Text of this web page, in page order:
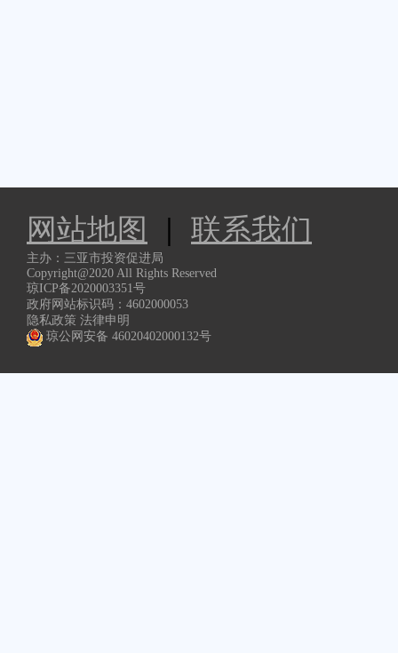
网站地图 | 联系我们
主办：三亚市投资促进局
Copyright@2020 All Rights Reserved
琼ICP备2020003351号
政府网站标识码：4602000053
隐私政策 法律申明
琼公网安备 46020402000132号